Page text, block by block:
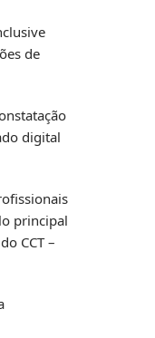
de
digital
principal
CCT –